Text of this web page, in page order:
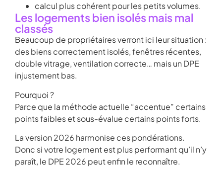
calcul plus cohérent pour les petits volumes.
Les logements bien isolés mais mal
classés
Beaucoup de propriétaires verront ici leur situation :
des biens correctement isolés, fenêtres récentes,
double vitrage, ventilation correcte… mais un DPE
injustement bas.
Pourquoi ?
Parce que la méthode actuelle “accentue” certains
points faibles et sous-évalue certains points forts.
La version 2026 harmonise ces pondérations.
Donc si votre logement est plus performant qu’il n’y
paraît, le DPE 2026 peut enfin le reconnaître.